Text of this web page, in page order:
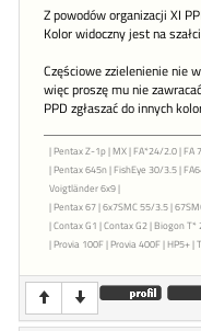
Z powodów organizacji XI
Kolor widoczny jest na
Częściowe zzielenienie nie
więc proszę mu nie
PPD zgłaszać do innych
| Pentax Z-1p | MX | FA*24/2.0 | FA
| Pentax 645n | FishEye 30/3.5 |
Voigtländer 6x9 |
| Pentax 67 | 6x7SMC 55/3.5 |
| Contax G1 | Contax G2 | Biogon
| Provia 100F | Provia 400F | HP5+ |